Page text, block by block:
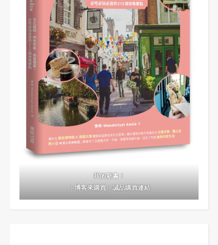
我的新書！
｜博客來購買｜誠品購買連結